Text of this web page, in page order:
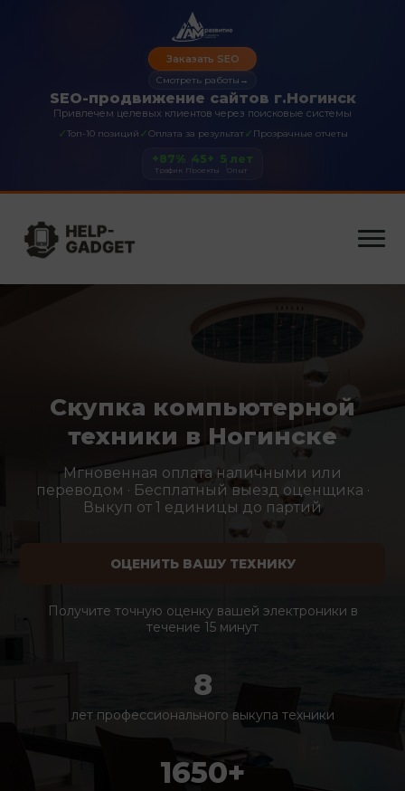
SEO-продвижение сайтов г.Ногинск
Привлечем целевых клиентов через поисковые системы
✓Топ-10 позиций ✓Оплата за результат✓ Прозрачные отчеты
Заказать SEO
Смотреть работы →
+87%
Трафик
45+
Проекты
5 лет
Опыт
Скупка компьютерной
техники в Ногинске
Мгновенная оплата наличными или
переводом · Бесплатный выезд оценщика ·
Выкуп от 1 единицы до партий
ОЦЕНИТЬ ВАШУ ТЕХНИКУ
Получите точную оценку вашей электроники в
течение 15 минут
8
лет профессионального выкупа техники
1650+